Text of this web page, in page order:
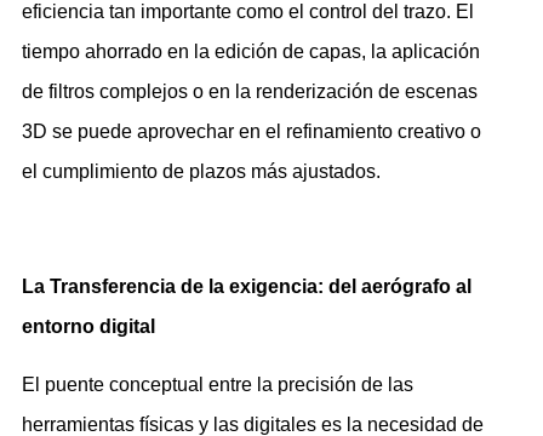
eficiencia tan importante como el control del trazo. El
tiempo ahorrado en la edición de capas, la aplicación
de filtros complejos o en la renderización de escenas
3D se puede aprovechar en el refinamiento creativo o
el cumplimiento de plazos más ajustados.
La Transferencia de la exigencia: del aerógrafo al
entorno digital
El puente conceptual entre la precisión de las
herramientas físicas y las digitales es la necesidad de